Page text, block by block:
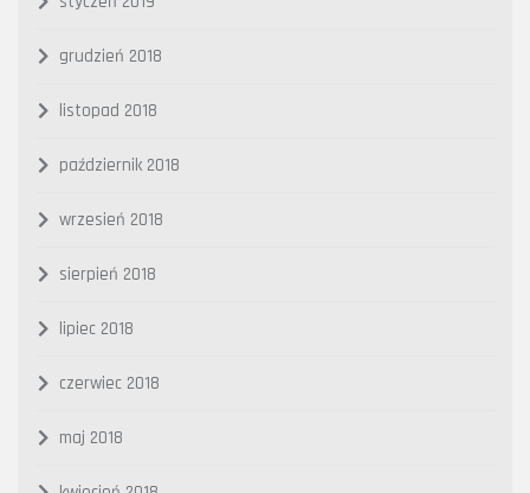
grudzień 2018
listopad 2018
październik 2018
wrzesień 2018
sierpień 2018
lipiec 2018
czerwiec 2018
maj 2018